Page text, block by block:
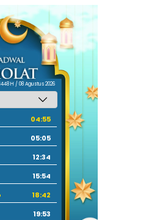
H / 08 Agustus 2026
04:55
05:05
12:34
15:54
18:42
19:53